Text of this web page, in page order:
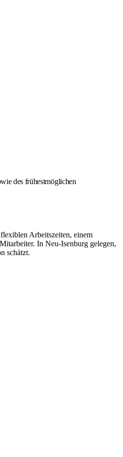
des frühestmöglichen
Arbeitszeiten, einem
In Neu-Isenburg gelegen,
schätzt.